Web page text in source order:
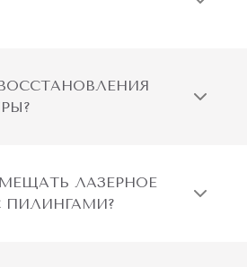
и долговременного результата
ЛАЗЕРНОЕ